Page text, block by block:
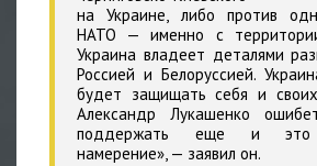
на Украине, либо против
НАТО — именно с
Украина владеет деталями
Россией и Белоруссией.
будет защищать себя и
Александр Лукашенко
поддержать еще и это
намерение»,— заявил он.